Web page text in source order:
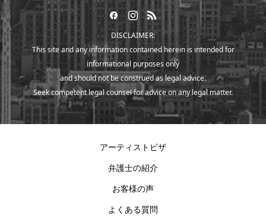
DISCLAIMER:
This site and any information contained herein is intended for
informational purposes only
and should not be construed as legal advice.
Seek competent legal counsel for advice on any legal matter.
アーティストビザ
弁護士の紹介
お客様の声
よくある質問